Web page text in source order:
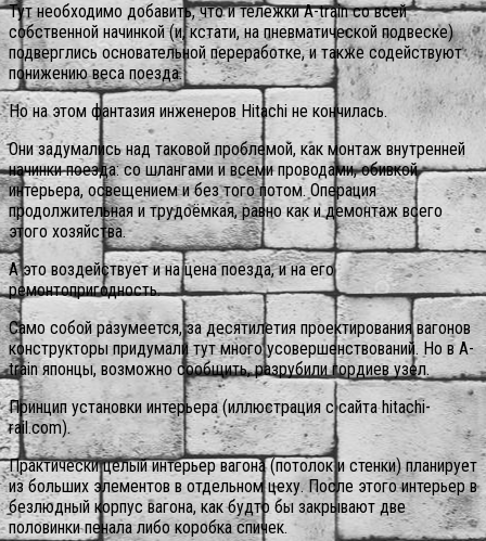
Тут необходимо добавить, что и тележки A-train со всей
собственной начинкой (и, кстати, на пневматической подвеске)
подверглись основательной переработке, и также содействуют
понижению веса поезда.
Но на этом фантазия инженеров Hitachi не кончилась.
Они задумались над таковой проблемой, как монтаж внутренней
начинки поезда: со шлангами и всеми проводами, обивкой
интерьера, освещением и без того потом. Операция
продолжительная и трудоёмкая, равно как и демонтаж всего
этого хозяйства.
А это воздействует и на цена поезда, и на его
ремонтопригодность.
Само собой разумеется, за десятилетия проектирования вагонов
конструкторы придумали тут много усовершенствований. Но в A-
train японцы, возможно сообщить, разрубили гордиев узел.
Принцип установки интерьера (иллюстрация с сайта hitachi-
rail.com).
Практически целый интерьер вагона (потолок и стенки) планирует
из больших элементов в отдельном цеху. После этого интерьер в
безлюдный корпус вагона, как будто бы закрывают две
половинки пенала либо коробка спичек.